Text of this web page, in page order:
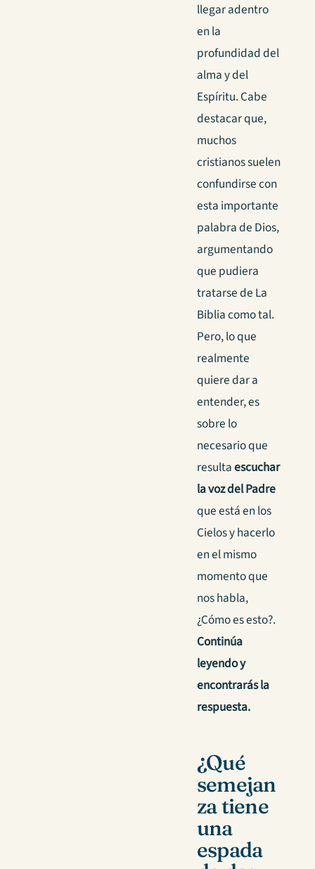
llegar adentro
en la
profundidad del
alma y del
Espíritu. Cabe
destacar que,
muchos
cristianos suelen
confundirse con
esta importante
palabra de Dios,
argumentando
que pudiera
tratarse de La
Biblia como tal.
Pero, lo que
realmente
quiere dar a
entender, es
sobre lo
necesario que
resultaescuchar
la voz del Padre
que está en los
Cielos y hacerlo
en el mismo
momento que
nos habla,
¿Cómo es esto?.
Continúa
leyendo y
encontrarás la
respuesta.
¿Qué
semejan
za tiene
una
espada